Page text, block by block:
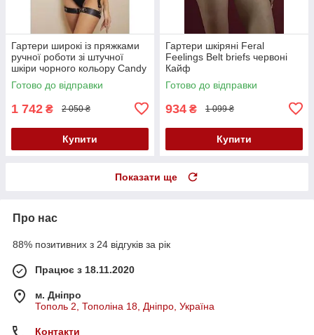
Гартери широкі із пряжками
ручної роботи зі штучної
шкіри чорного кольору Candy
Hero G4 1 розмір One Size
Кайф
Готово до відправки
1 742 ₴ 2 050 ₴
Купити
Гартери шкіряні Feral
Feelings Belt briefs червоні
Кайф
Готово до відправки
934 ₴ 1 099 ₴
Купити
Показати ще
Про нас
88% позитивних з 24 відгуків за рік
Працює з 18.11.2020
м. Дніпро
Тополь 2, Тополіна 18, Дніпро, Україна
Контакти